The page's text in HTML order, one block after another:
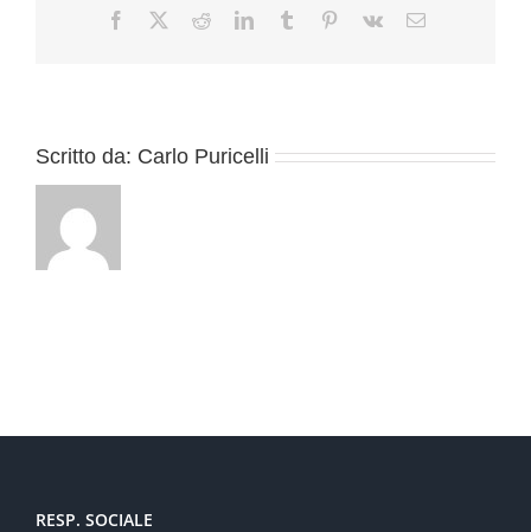
Facebook RedditLinkedInTumblr Pinterest
Vk Email
Scritto da: Carlo Puricelli
RESP. SOCIALE